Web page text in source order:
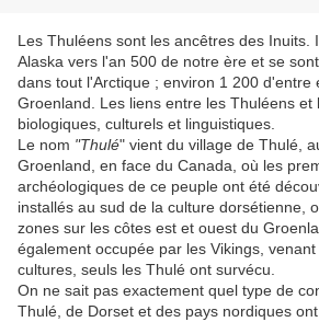
Les Thuléens sont les ancêtres des Inuits.
Alaska vers l'an 500 de notre ère et se
dans tout l'Arctique ; environ 1 200 d'entre
Groenland. Les liens entre les Thuléens et
biologiques, culturels et linguistiques.
Le nom "Thulé" vient du village de Thulé,
Groenland, en face du Canada, où les
archéologiques de ce peuple ont été
installés au sud de la culture dorsétienne,
zones sur les côtes est et ouest du
également occupée par les Vikings,
cultures, seuls les Thulé ont survécu.
On ne sait pas exactement quel type de
Thulé, de Dorset et des pays nordiques